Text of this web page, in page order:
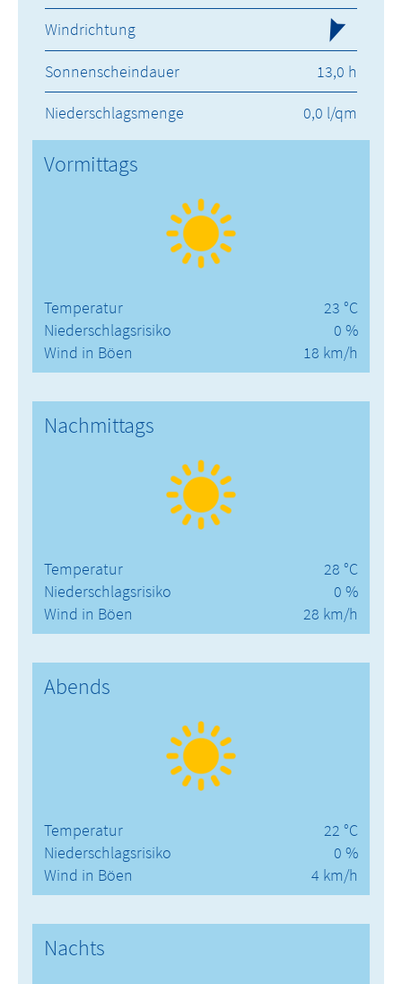
Windrichtung
Sonnenscheindauer
13,0 h
Niederschlagsmenge
0,0 l/qm
Vormittags
Temperatur
Niederschlagsrisiko
Wind in Böen
23 °C
0 %
18 km/h
Nachmittags
Temperatur
Niederschlagsrisiko
Wind in Böen
28 °C
0 %
28 km/h
Abends
Temperatur
Niederschlagsrisiko
Wind in Böen
22 °C
0 %
4 km/h
Nachts